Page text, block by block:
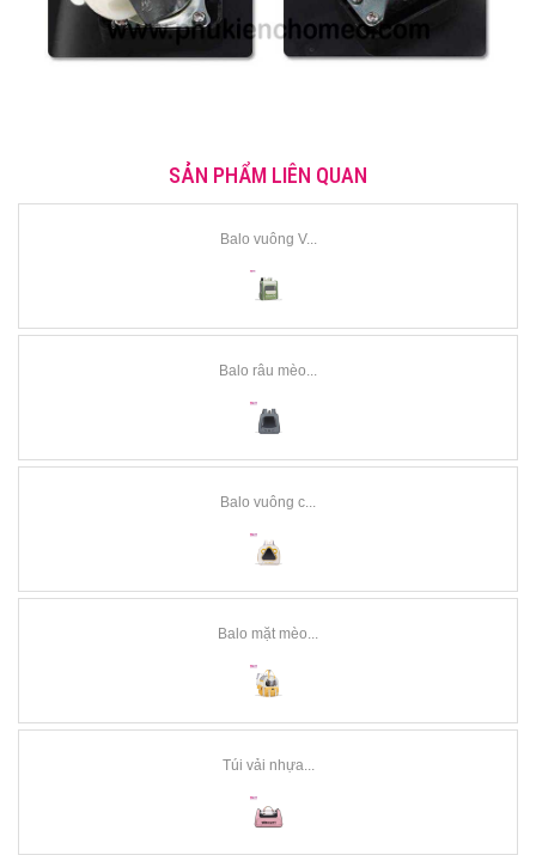
SẢN PHẨM LIÊN QUAN
Balo vuông V...
Balo râu mèo...
Balo vuông c...
Balo mặt mèo...
Túi vải nhựa...